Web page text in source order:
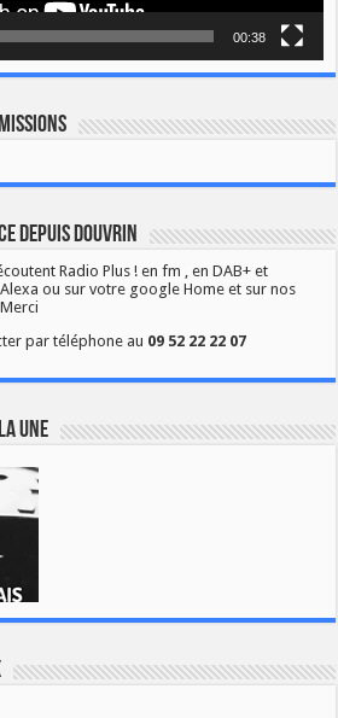
00:38
depuis Douvrin
Radio Plus ! en fm , en DAB+ et
ou sur votre google Home et sur nos
par téléphone au 09 52 22 22 07
une